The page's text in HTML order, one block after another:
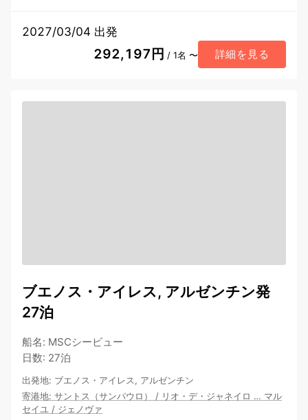
2027/03/04 出発
292,197円 / 1名 〜 詳細を見る
ブエノス・アイレス, アルゼンチン発
27泊
船名: MSCシービュー
日数: 27泊
出発地: ブエノス・アイレス, アルゼンチン
寄港地: サントス（サンパウロ） / リオ・デ・ジャネイロ … マル
セイユ / ジェノヴァ